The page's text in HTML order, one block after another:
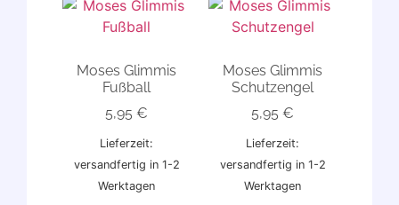
Moses Glimmis
Fußball
5,95 €
Lieferzeit:
versandfertig in 1-2
Werktagen
Moses Glimmis
Schutzengel
5,95 €
Lieferzeit:
versandfertig in 1-2
Werktagen